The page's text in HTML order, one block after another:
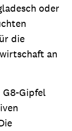
oder
die
an
Gipfel